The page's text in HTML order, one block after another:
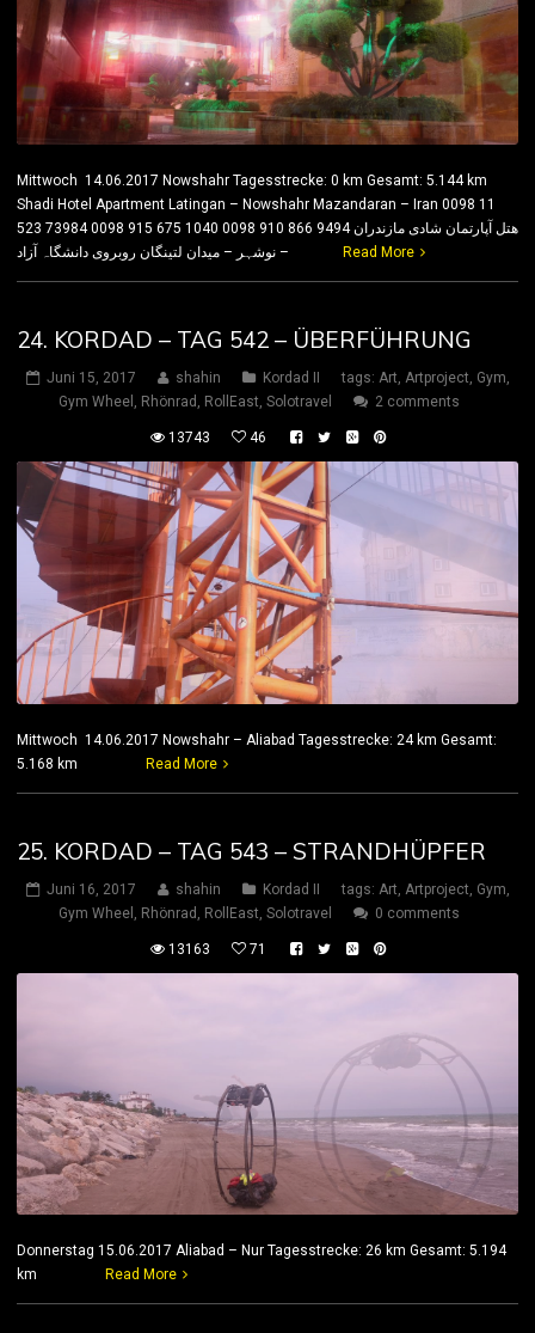
Mittwoch 14.06.2017 Nowshahr Tagesstrecke: 0 km Gesamt: 5.144 km
Shadi Hotel Apartment Latingan – Nowshahr Mazandaran – Iran 0098 11
523 73984 0098 915 675 1040 0098 910 866 9494 ھتل آپارتمان شادی مازندران
Read More
24. KORDAD – TAG 542 – ÜBERFÜHRUNG
Juni 15, 2017 shahin Kordad II tags: Art, Artproject, Gym,
Gym Wheel , Rhönrad , RollEast, Solotravel 2 comments
13743 46
Mittwoch 14.06.2017 Nowshahr – Aliabad Tagesstrecke: 24 km Gesamt:
5.168 km Read More
25. KORDAD – TAG 543 – STRANDHÜPFER
Juni 16, 2017 shahin Kordad II tags: Art Artproject Gym
Gym Wheel
Rhönrad RollEast Solotravel 0 comments
13163 71
Donnerstag 15.06.2017 Aliabad – Nur Tagesstrecke: 26 km Gesamt: 5.194
km Read More